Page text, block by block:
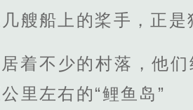
艘船上的桨手，正是
着不少的村落，他们
里左右的“鲤鱼岛”